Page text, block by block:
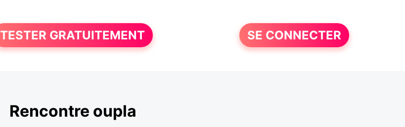
TESTER GRATUITEMENT SE CONNECTER
Rencontre oupla